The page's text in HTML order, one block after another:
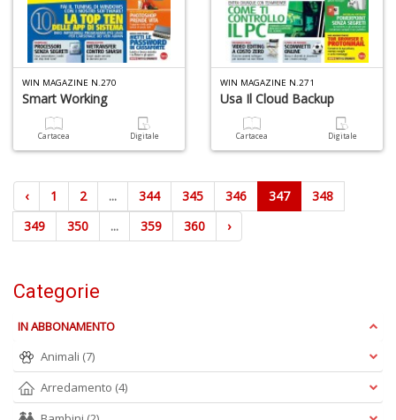
WIN MAGAZINE N.270
Smart Working
Cartacea Digitale
WIN MAGAZINE N.271
Usa Il Cloud Backup
Cartacea Digitale
‹ 1 2 ... 344 345 346 347
348
349
350 ... 359 360 ›
Categorie
IN ABBONAMENTO
Animali (7)
Arredamento (4)